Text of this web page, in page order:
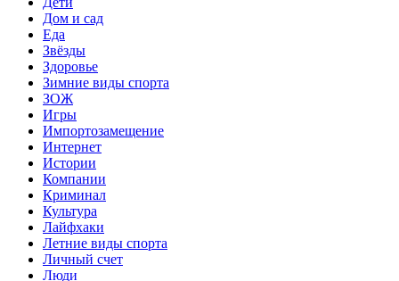
Дом и сад
Еда
Звёзды
Здоровье
Зимние виды спорта
ЗОЖ
Игры
Импортозамещение
Интернет
Истории
Компании
Криминал
Культура
Лайфхаки
Летние виды спорта
Личный счет
Люди